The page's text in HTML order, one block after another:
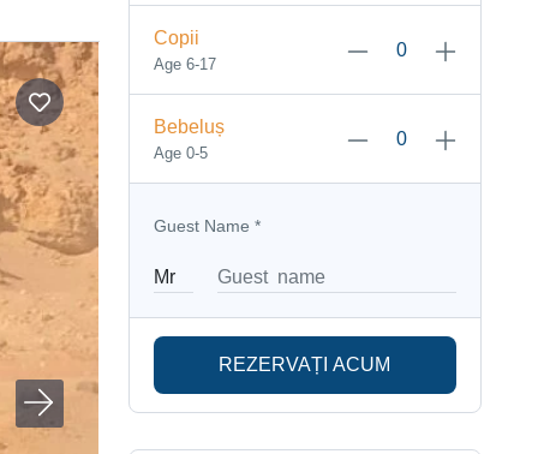
Copii
Age 6-17
Bebeluș
Age 0-5
Guest Name *
REZERVAȚI ACUM